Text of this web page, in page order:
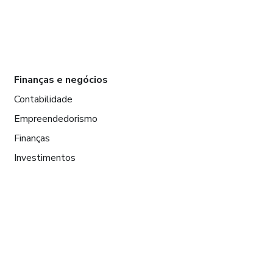
Finanças e negócios
Contabilidade
Empreendedorismo
Finanças
Investimentos